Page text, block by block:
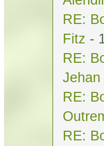
RE:
Fitz -
RE:
Jehan
RE:
RE: